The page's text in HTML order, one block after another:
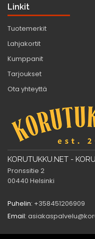
Linkit
Tuotemerkit
Lahjakortit
Kumppanit
Tarjoukset
Ota yhteyttä
KORUTUKKU.NET -
Pronssitie 2
00440 Helsinki
Puhelin: +358451206909
Email: